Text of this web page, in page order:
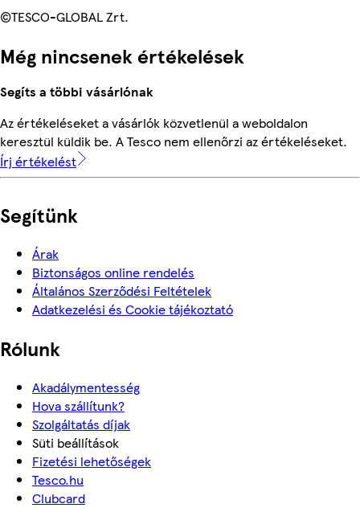
©TESCO-GLOBAL Zrt.
Még nincsenek értékelések
Segíts a többi vásárlónak
Az értékeléseket a vásárlók közvetlenül a weboldalon
keresztül küldik be. A Tesco nem ellenőrzi az értékeléseket.
Írj értékelést
Segítünk
Árak
Biztonságos online rendelés
Általános Szerződési Feltételek
Adatkezelési és Cookie tájékoztató
Rólunk
Akadálymentesség
Hova szállítunk?
Szolgáltatás díjak
Süti beállítások
Fizetési lehetőségek
Tesco.hu
Clubcard